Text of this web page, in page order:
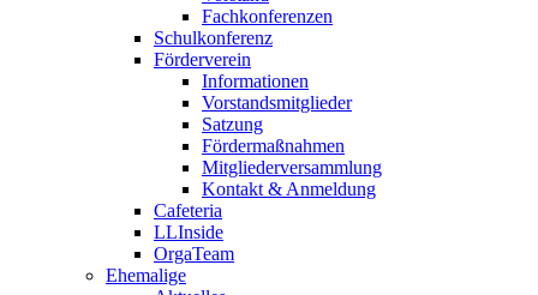
Fachkonferenzen
Schulkonferenz
Förderverein
Informationen
Vorstandsmitglieder
Satzung
Fördermaßnahmen
Mitgliederversammlung
Kontakt & Anmeldung
Cafeteria
LLInside
OrgaTeam
Ehemalige